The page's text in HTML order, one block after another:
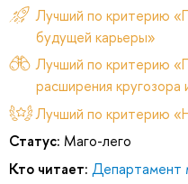
Лучший по критерию
будущей карьеры»
Лучший по критерию
расширения кругозора
Лучший по критерию
Статус: Маго-лего
Кто читает: Департамент